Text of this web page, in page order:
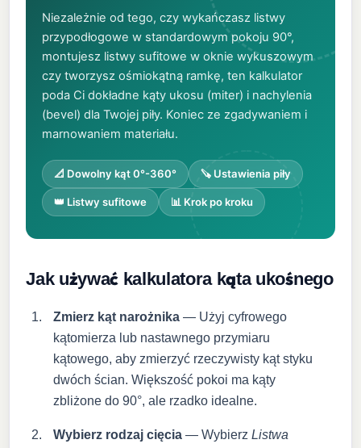
Niezależnie od tego, czy wykańczasz listwy
przypodłogowe w standardowym pokoju 90°,
montujesz listwy sufitowe w oknie wykuszowym
czy tworzysz ośmiokątną ramkę, ten kalkulator
poda Ci dokładne kąty ukosu (miter) i nachylenia
(bevel) dla Twojej piły. Koniec ze zgadywaniem i
marnowaniem materiału.
📐 Dowolny kąt 0°-360° 🪚 Ustawienia piły
👑 Listwy sufitowe 📊 Krok po kroku
Jak używać kalkulatora kąta ukośnego
Zmierz kąt narożnika — Użyj cyfrowego
kątomierza lub nastawnego przymiaru
kątowego, aby zmierzyć rzeczywisty kąt styku
dwóch ścian. Większość pokoi ma kąty
zbliżone do 90°, ale rzadko idealne.
Wybierz rodzaj cięcia — WybierzListwa